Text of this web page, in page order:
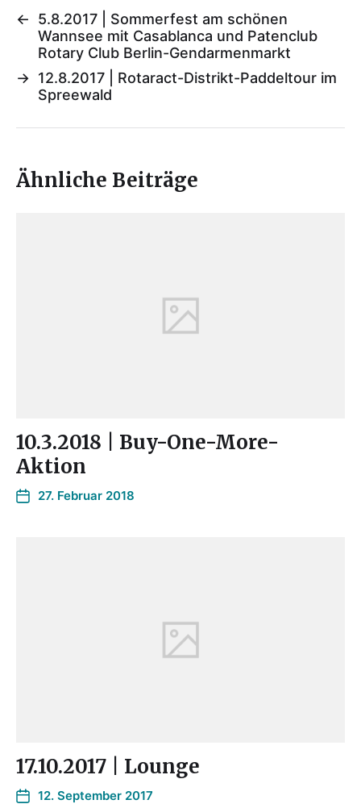
←
5.8.2017 | Sommerfest am schönen
Wannsee mit Casablanca und Patenclub
Rotary Club Berlin-Gendarmenmarkt
→ 12.8.2017 | Rotaract-Distrikt-Paddeltour im
Spreewald
Ähnliche Beiträge
10.3.2018 | Buy-One-More-
Aktion
27. Februar 2018
17.10.2017 | Lounge
12. September 2017